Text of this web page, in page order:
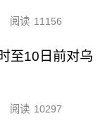
阅读 11156
至10日前对乌
阅读 10297